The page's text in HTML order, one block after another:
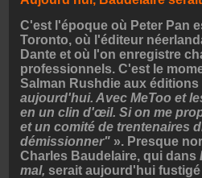
C'est l'époque où Peter Pan
Toronto, où l'éditeur
Dante et où l'on enregistre
professionnels. C'est le
Salman Rushdie aux
aujourd'hui. Avec MeToo et
en un clin d'œil. Si on me
et un comité de trentenaires
démissionner" ». Presque
Charles Baudelaire, qui dans
mal, serait aujourd'hui